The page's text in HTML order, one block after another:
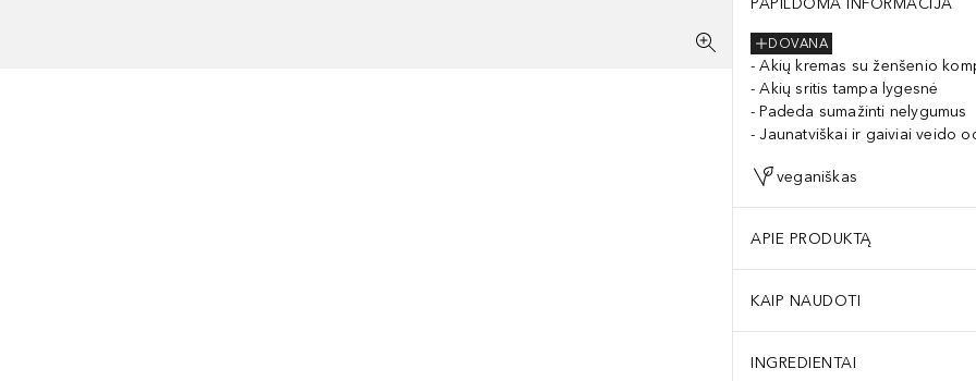
PAPILDOMA INFORMACIJA
DOVANA
Akių kremas su ženšenio
Akių sritis tampa lygesnė
Padeda sumažinti nelygumus
Jaunatviškai ir gaiviai veido
veganiškas
APIE PRODUKTĄ
KAIP NAUDOTI
INGREDIENTAI